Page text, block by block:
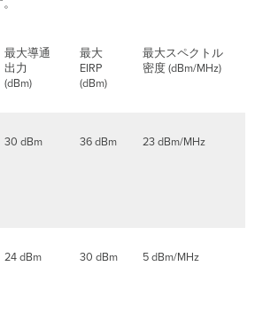
最大導通
出力
(dBm)
最大
EIRP
(dBm)
最大スペクトル
密度 (dBm/MHz)
30 dBm 36 dBm 23 dBm/MHz
24 dBm 30 dBm 5 dBm/MHz